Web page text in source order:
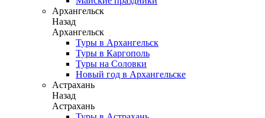
Архангельск
Назад
Архангельск
Туры в Архангельск
Туры в Каргополь
Туры на Соловки
Новый год в Архангельске
Астрахань
Назад
Астрахань